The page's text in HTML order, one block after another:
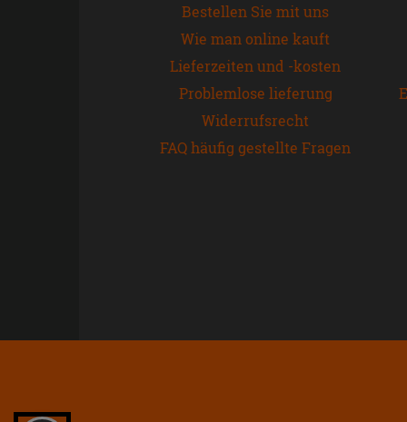
Bestellen Sie mit uns
Wie man online kauft
Lieferzeiten und -kosten
Problemlose lieferung
Widerrufsrecht
FAQ häufig gestellte Fragen